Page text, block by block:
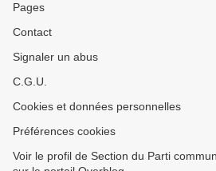
Pages
Contact
Signaler un abus
C.G.U.
Cookies et données personnelles
Préférences cookies
Voir le profil de Section du Parti